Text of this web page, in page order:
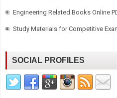
Engineering Related Books Online
Study Materials for Competitive
SOCIAL PROFILES